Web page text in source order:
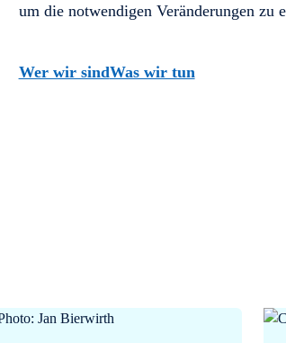
um die notwendigen Veränderungen zu
Wer wir sindWas wir tun